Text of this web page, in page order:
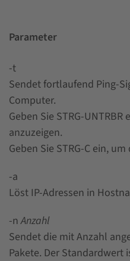
Parameter
-t
Sendet fortlaufend Ping-
Computer.
Geben Sie STRG-
anzuzeigen.
Geben Sie STRG-C ein,
-a
Löst IP-Adressen in
-nAnzahl
Sendet die mit Anzahl
Pakete. Der Standardwert